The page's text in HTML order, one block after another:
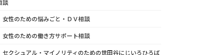
談
女性のための悩みごと・ＤＶ相談
女性のための働き方サポート相談
セクシュアル・マイノリティのための世田谷にじいろひろば